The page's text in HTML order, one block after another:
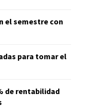
el semestre con
para tomar el
de rentabilidad